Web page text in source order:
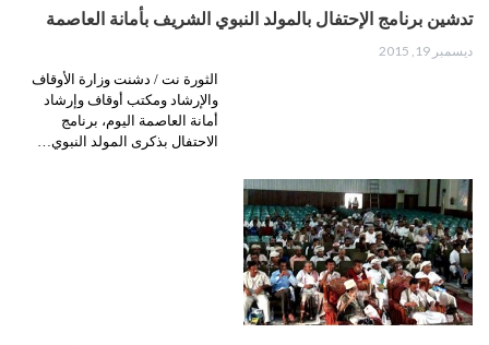
تدشين برنامج الإحتفال بالمولد النبوي الشريف بأمانة العاصمة
ديسمبر 19, 2015
الثورة نت / دشنت وزارة الأوقاف
والإرشاد ومكتب أوقاف وإرشاد
أمانة العاصمة اليوم، برنامج
الاحتفال بذكرى المولد النبوي…